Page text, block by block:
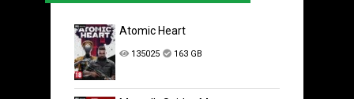
Atomic Heart
135025 163 GB